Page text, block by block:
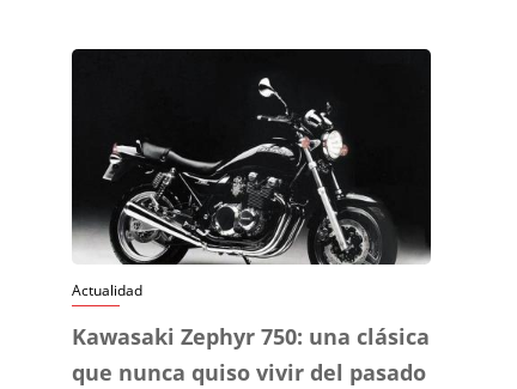
Actualidad
Kawasaki Zephyr 750: una clásica
que nunca quiso vivir del pasado